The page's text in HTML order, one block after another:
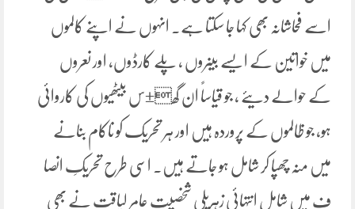
اسے فحاشانہ بھی کہا جا سکتا ہے۔ انہوں نے اپنے کالموں
میں خواتین کے ایسے بینروں ، پلے کارڈوں، اور نعروں
کے حوالے دیئے ، جو قیاساً ان گھ±س بیٹھیوں کی کاروائی
ہو، جو ظالموں کے پروردہ ہیں اور ہر تحریک کو ناکام بنانے
میں منہ چھپا کر شامل ہو جاتے ہیں۔ اسی طرح تحریکِ انصا
ف میں شامل انتہائی زہریلی شخصیت عامر لیاقت نے بھی